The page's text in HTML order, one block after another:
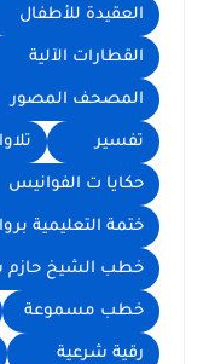
العقيدة للأطفال
القطارات الآلية
المصحف المصور
تفسير
حكايا ت الفوانيس
ختمة التعليمية
خطب الشيخ حازم
خطب مسموعة
رقية شرعية